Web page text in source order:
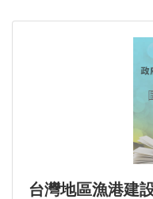
台灣地區漁港建